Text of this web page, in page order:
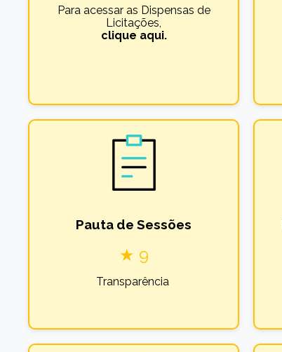
Para acessar as Dispensas de
Licitações,
clique aqui.
Pauta de Sessões
★ 9
Transparência